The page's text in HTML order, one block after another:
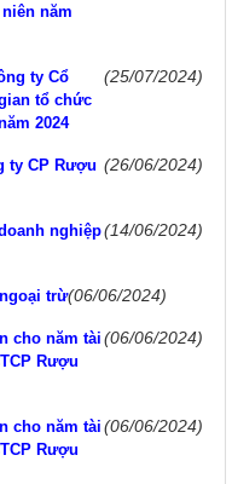
năm
ty Cổ
tổ chức
2024
(25/07/2024)
ty CP Rượu (26/06/2024)
nghiệp(14/06/2024)
trừ(06/06/2024)
cho năm tài
Rượu
(06/06/2024)
cho năm tài
Rượu
(06/06/2024)